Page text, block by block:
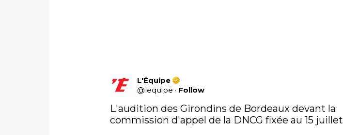
L'Équipe
@lequipe · Follow
L'audition des Girondins de Bordeaux devant la
commission d'appel de la DNCG fixée au 15 juillet